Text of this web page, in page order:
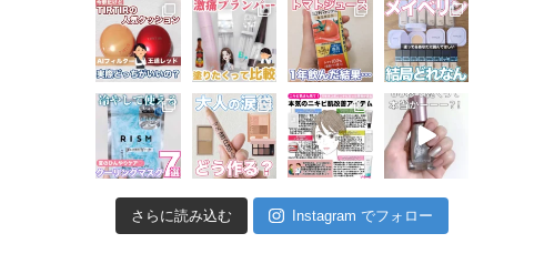
さらに読み込む Instagram でフォロー